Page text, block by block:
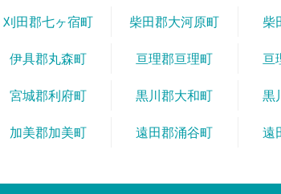
刈田郡七ヶ宿町 柴田郡大河原町 柴
伊具郡丸森町 亘理郡亘理町 亘
宮城郡利府町 黒川郡大和町 黒
加美郡加美町 遠田郡涌谷町 遠